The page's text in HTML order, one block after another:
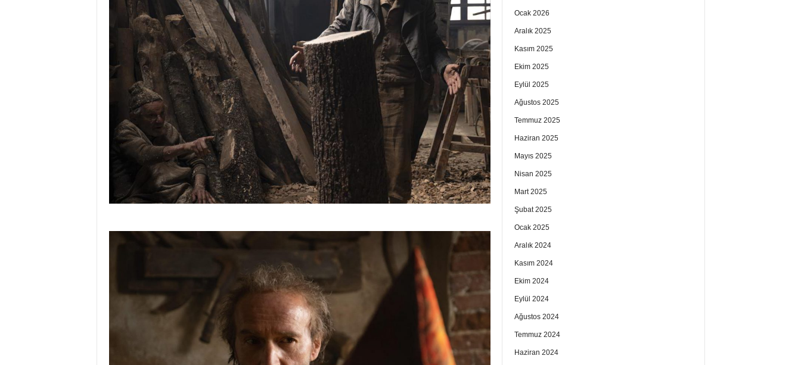
Ocak 2026
Aralık 2025
Kasım 2025
Ekim 2025
Eylül 2025
Ağustos 2025
Temmuz 2025
Haziran 2025
Mayıs 2025
Nisan 2025
Mart 2025
Şubat 2025
Ocak 2025
Aralık 2024
Kasım 2024
Ekim 2024
Eylül 2024
Ağustos 2024
Temmuz 2024
Haziran 2024